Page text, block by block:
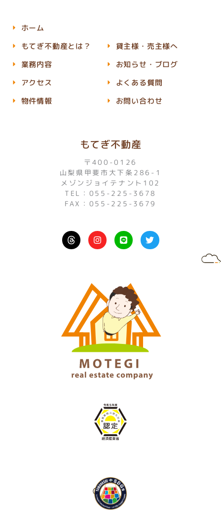
もてぎ不動産
〒400-0126
山梨県甲斐市大下条286-1
メゾンジョイテナント102
TEL：055-225-3678
FAX：055-225-3679
I
n
s
a
m
L
i
n
T
w
i
ホーム
もてぎ不動産とは？
業務内容
アクセス
物件情報
貸主様・売主様へ
お知らせ・ブログ
よくある質問
お問い合わせ